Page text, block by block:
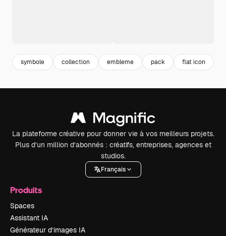
symbole collection embleme pack flat icon
La plateforme créative pour donner vie à vos meilleurs projets.
Plus d’un million d’abonnés : créatifs, entreprises, agences et
studios.
Français
Produits
Spaces
Assistant IA
Générateur d’images IA